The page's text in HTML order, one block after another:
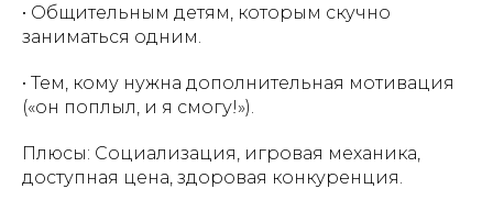
• Общительным детям, которым скучно
заниматься одним.
• Тем, кому нужна дополнительная мотивация
(«он поплыл, и я смогу!»).
Плюсы: Социализация, игровая механика,
доступная цена, здоровая конкуренция.